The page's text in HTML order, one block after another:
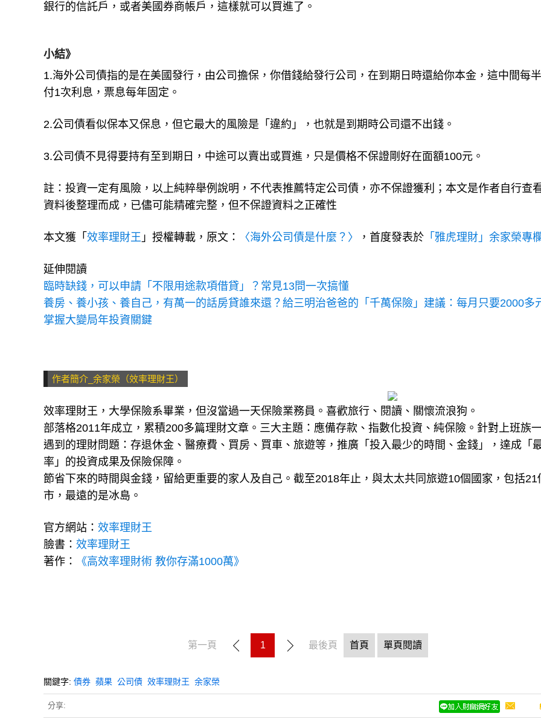
銀行的信託戶，或者美國券商帳戶，這樣就可以買進了。
小結》
1.海外公司債指的是在美國發行，由公司擔保，你借錢給發行公司，在到期日時還給你本金，這中間每
付1次利息，票息每年固定。
2.公司債看似保本又保息，但它最大的風險是「違約」，也就是到期時公司還不出錢。
3.公司債不見得要持有至到期日，中途可以賣出或買進，只是價格不保證剛好在面額100元。
註：投資一定有風險，以上純粹舉例說明，不代表推薦特定公司債，亦不保證獲利；本文是作者自行查
資料後整理而成，已儘可能精確完整，但不保證資料之正確性
本文獲「 效率理財王 」授權轉載，原文： 〈海外公司債是什麼？〉 ，首度發表於 「雅虎理財」余家榮專
延伸閱讀
臨時缺錢，可以申請「不限用途款項借貸」？常見13問一次搞懂
養房、養小孩、養自己，有萬一的話房貸誰來還？給三明治爸爸的「千萬保險」建議：每月只要2000多
掌握大變局年投資關鍵
作者簡介_余家榮（效率理財王）
效率理財王，大學保險系畢業，但沒當過一天保險業務員。喜歡旅行、閱讀、關懷流浪狗。
部落格2011年成立，累積200多篇理財文章。三大主題：應備存款、指數化投資、純保險。針對上班族
遇到的理財問題：存退休金、醫療費、買房、買車、旅遊等，推廣「投入最少的時間、金錢」，達成「
率」的投資成果及保險保障。
節省下來的時間與金錢，留給更重要的家人及自己。截至2018年止，與太太共同旅遊10個國家，包括21
市，最遠的是冰島。
官方網站： 效率理財王
臉書： 效率理財王
著作：
《高效率理財術 教你存滿1000萬》
第一頁 1 最後頁 首頁 單頁閱讀
關鍵字: 債券 蘋果 公司債 效率理財王 余家榮
分享: